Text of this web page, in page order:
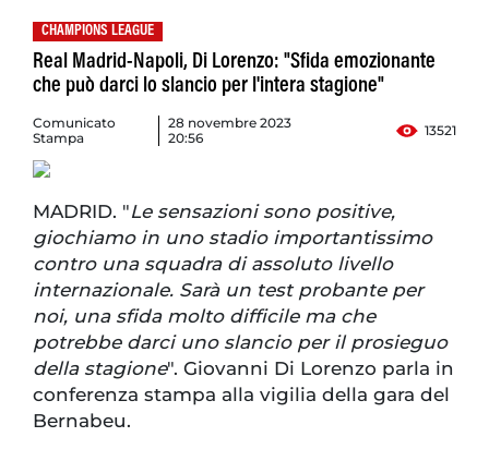
CHAMPIONS LEAGUE
Real Madrid-Napoli, Di Lorenzo: "Sfida emozionante
che può darci lo slancio per l'intera stagione"
Comunicato
Stampa
28 novembre 2023
20:56
13521
MADRID. "Le sensazioni sono positive,
giochiamo in uno stadio importantissimo
contro una squadra di assoluto livello
internazionale. Sarà un test probante per
noi, una sfida molto difficile ma che
potrebbe darci uno slancio per il prosieguo
della stagione". Giovanni Di Lorenzo parla in
conferenza stampa alla vigilia della gara del
Bernabeu.